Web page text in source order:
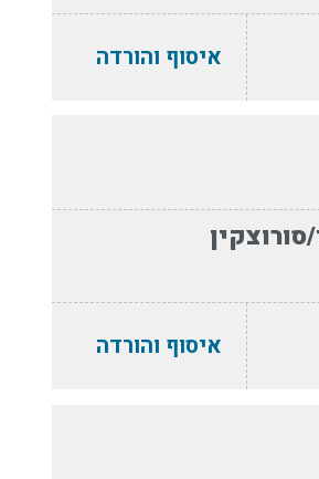
איסוף והורדה
איסוף והורדה